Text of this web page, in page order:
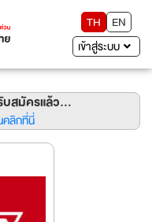
TH
EN
เข้าสู่ระบบ
บสมัครแล้ว...
คลิกที่นี่